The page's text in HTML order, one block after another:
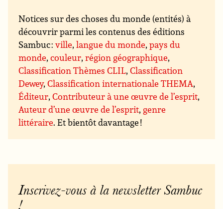
Notices sur des choses du monde (entités) à
découvrir parmi les contenus des éditions
Sambuc :ville,langue du monde,pays du
monde,couleur,région géographique,
Classification Thèmes CLIL,Classification
Dewey,Classification internationale THEMA,
Éditeur,Contributeur à une œuvre de l’esprit,
Auteur d’une œuvre de l’esprit, genre
littéraire. Et bientôt davantage !
Inscrivez-vous à la newsletter Sambuc
!